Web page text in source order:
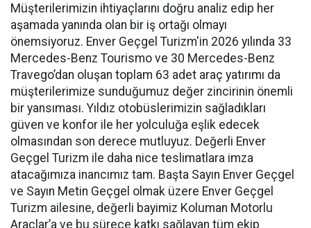
Müşterilerimizin ihtiyaçlarını doğru analiz edip her
aşamada yanında olan bir iş ortağı olmayı
önemsiyoruz. Enver Geçgel Turizm'in 2026 yılında 33
Mercedes-Benz Tourismo ve 30 Mercedes-Benz
Travego’dan oluşan toplam 63 adet araç yatırımı da
müşterilerimize sunduğumuz değer zincirinin önemli
bir yansıması. Yıldız otobüslerimizin sağladıkları
güven ve konfor ile her yolculuğa eşlik edecek
olmasından son derece mutluyuz. Değerli Enver
Geçgel Turizm ile daha nice teslimatlara imza
atacağımıza inancımız tam. Başta Sayın Enver Geçgel
ve Sayın Metin Geçgel olmak üzere Enver Geçgel
Turizm ailesine, değerli bayimiz Koluman Motorlu
Araçlar’a ve bu sürece katkı sağlayan tüm ekip